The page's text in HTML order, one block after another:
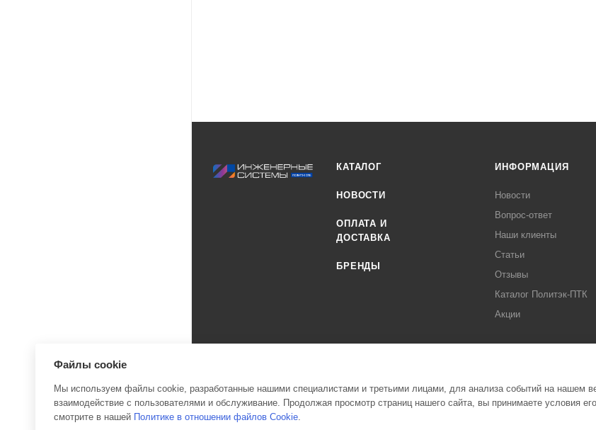
КАТАЛОГ
НОВОСТИ
ОПЛАТА И
ДОСТАВКА
БРЕНДЫ
ИНФОРМАЦИЯ
Новости
Вопрос-ответ
Наши клиенты
Статьи
Отзывы
Каталог Политэк-ПТК
Акции
2026 © Инженерные системы Политэк СПБ Все права защищены
Файлы cookie
Мы используем файлы cookie, разработанные нашими специалистами и третьими лицами, для анализа событий на нашем
взаимодействие с пользователями и обслуживание. Продолжая просмотр страниц нашего сайта, вы принимаете условия
смотрите в нашей Политике в отношении файлов Cookie.